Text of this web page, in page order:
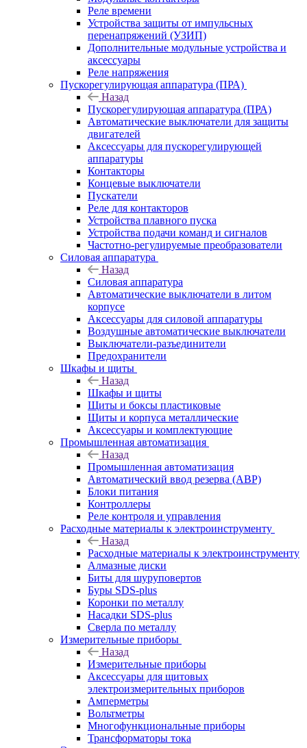
Реле времени
Устройства защиты от импульсных
перенапряжений (УЗИП)
Дополнительные модульные устройства и
аксессуары
Реле напряжения
Пускорегулирующая аппаратура (ПРА)
Назад
Пускорегулирующая аппаратура (ПРА)
Автоматические выключатели для защиты
двигателей
Аксессуары для пускорегулирующей
аппаратуры
Контакторы
Концевые выключатели
Пускатели
Реле для контакторов
Устройства плавного пуска
Устройства подачи команд и сигналов
Частотно-регулируемые преобразователи
Силовая аппаратура
Назад
Силовая аппаратура
Автоматические выключатели в литом
корпусе
Аксессуары для силовой аппаратуры
Воздушные автоматические выключатели
Выключатели-разъединители
Предохранители
Шкафы и щиты
Назад
Шкафы и щиты
Щиты и боксы пластиковые
Щиты и корпуса металлические
Аксессуары и комплектующие
Промышленная автоматизация
Назад
Промышленная автоматизация
Автоматический ввод резерва (АВР)
Блоки питания
Контроллеры
Реле контроля и управления
Расходные материалы к электроинструменту
Назад
Расходные материалы к электроинструменту
Алмазные диски
Биты для шуруповертов
Буры SDS-plus
Коронки по металлу
Насадки SDS-plus
Сверла по металлу
Измерительные приборы
Назад
Измерительные приборы
Аксессуары для щитовых
электроизмерительных приборов
Амперметры
Вольтметры
Многофункциональные приборы
Трансформаторы тока